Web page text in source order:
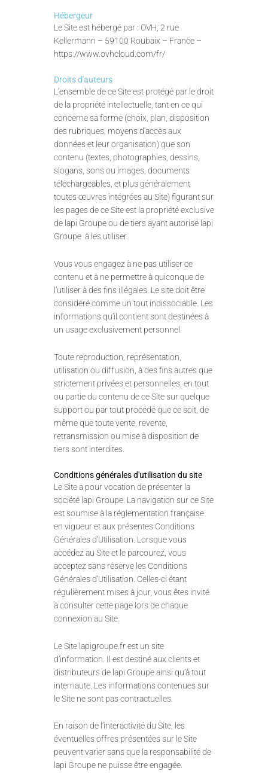
Hébergeur
Le Site est hébergé par : OVH, 2 rue
Kellermann – 59100 Roubaix – France –
https://www.ovhcloud.com/fr/
Droits d'auteurs
L’ensemble de ce Site est protégé par le droit
de la propriété intellectuelle, tant en ce qui
concerne sa forme (choix, plan, disposition
des rubriques, moyens d’accès aux
données et leur organisation) que son
contenu (textes, photographies, dessins,
slogans, sons ou images, documents
téléchargeables, et plus généralement
toutes œuvres intégrées au Site) figurant sur
les pages de ce Site est la propriété exclusive
de lapi Groupe ou de tiers ayant autorisé lapi
Groupe à les utiliser.
Vous vous engagez à ne pas utiliser ce
contenu et à ne permettre à quiconque de
l’utiliser à des fins illégales. Le site doit être
considéré comme un tout indissociable. Les
informations qu’il contient sont destinées à
un usage exclusivement personnel.
Toute reproduction, représentation,
utilisation ou diffusion, à des fins autres que
strictement privées et personnelles, en tout
ou partie du contenu de ce Site sur quelque
support ou par tout procédé que ce soit, de
même que toute vente, revente,
retransmission ou mise à disposition de
tiers sont interdites.
Conditions générales d'utilisation du site
Le Site a pour vocation de présenter la
société lapi Groupe. La navigation sur ce Site
est soumise à la réglementation française
en vigueur et aux présentes Conditions
Générales d’Utilisation. Lorsque vous
accédez au Site et le parcourez, vous
acceptez sans réserve les Conditions
Générales d’Utilisation. Celles-ci étant
régulièrement mises à jour, vous êtes invité
à consulter cette page lors de chaque
connexion au Site.
Le Site lapigroupe.fr est un site
d’information. Il est destiné aux clients et
distributeurs de lapi Groupe ainsi qu’à tout
internaute. Les informations contenues sur
le Site ne sont pas contractuelles.
En raison de l’interactivité du Site, les
éventuelles offres présentées sur le Site
peuvent varier sans que la responsabilité de
lapi Groupe ne puisse être engagée.